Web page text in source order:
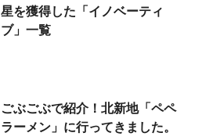
星を獲得した「イノベーティ
ブ」一覧
ごぶごぶで紹介！北新地「ペペ
ラーメン」に行ってきました。